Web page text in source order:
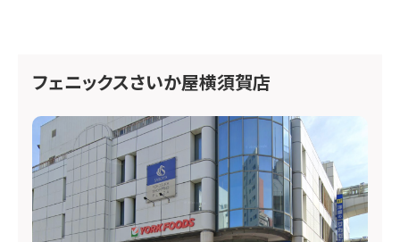
フェニックスさいか屋横須賀店